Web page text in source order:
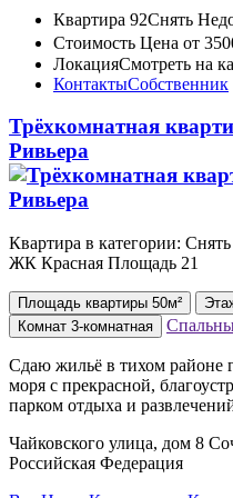
Квартира 92Снять
Стоимость Цена от
ЛокацияСмотреть на
КонтактыСобственник
Трёхкомнатная
Ривьера
Квартира в категории:
ЖК Красная Площадь 21
Площадь квартиры 50м²
Комнат 3-комнатная
Сдаю жильё в тихом районе
моря с прекрасной,
парком отдыха и
Чайковского улица, дом 8
Российская Федерация